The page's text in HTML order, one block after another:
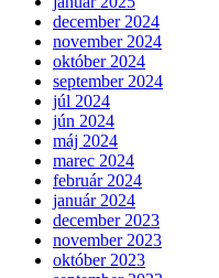
december 2024
november 2024
október 2024
september 2024
júl 2024
jún 2024
máj 2024
marec 2024
február 2024
január 2024
december 2023
november 2023
október 2023